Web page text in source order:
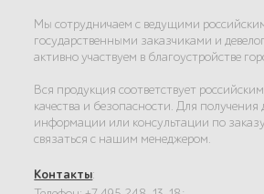
Мы сотрудничаем с ведущими
государственными заказчиками и
активно участвуем в благоустройстве
Вся продукция соответствует
качества и безопасности. Для
информации или консультации по
связаться с нашим менеджером.
Контакты: